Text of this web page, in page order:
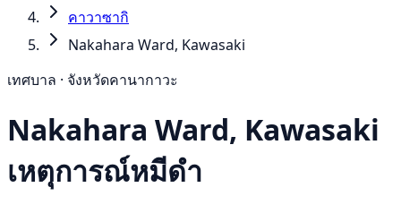
คาวาซากิ
Nakahara Ward, Kawasaki
เทศบาล · จังหวัดคานากาวะ
Nakahara Ward, Kawasaki
เหตุการณ์หมีดำ